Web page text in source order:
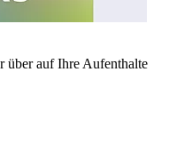
über auf Ihre Aufenthalte